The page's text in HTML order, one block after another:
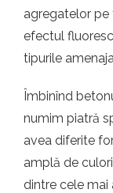
agregatelor
efectul
tipurile
Îmbinînd
numim piatră
avea diferite
amplă de
dintre cele mai